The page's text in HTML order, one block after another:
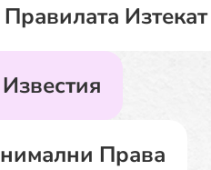
Изтекат
Права